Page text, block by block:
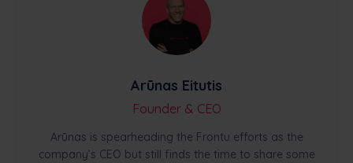
Arūnas Eitutis
Founder & CEO
Arūnas is spearheading the Frontu efforts as the
company’s CEO but still finds the time to share some